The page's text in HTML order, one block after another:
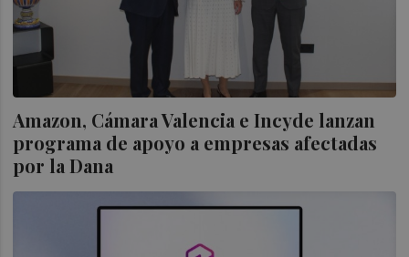
Amazon, Cámara Valencia e Incyde lanzan
programa de apoyo a empresas afectadas
por la Dana